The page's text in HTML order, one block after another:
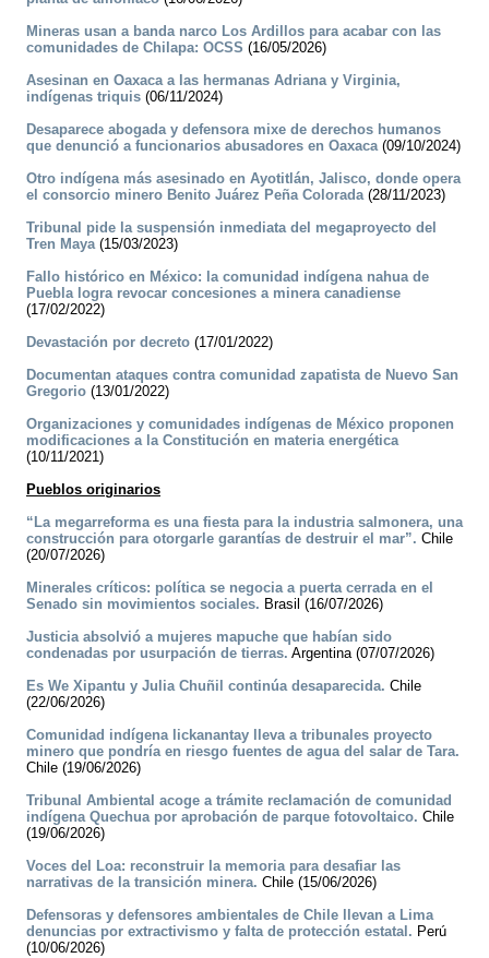
Mineras usan a banda narco Los Ardillos para acabar con las
comunidades de Chilapa: OCSS (16/05/2026)
Asesinan en Oaxaca a las hermanas Adriana y Virginia,
indígenas triquis (06/11/2024)
Desaparece abogada y defensora mixe de derechos humanos
que denunció a funcionarios abusadores en Oaxaca(09/10/2024)
Otro indígena más asesinado en Ayotitlán, Jalisco, donde opera
el consorcio minero Benito Juárez Peña Colorada(28/11/2023)
Tribunal pide la suspensión inmediata del megaproyecto del
Tren Maya(15/03/2023)
Fallo histórico en México: la comunidad indígena nahua de
Puebla logra revocar concesiones a minera canadiense
(17/02/2022)
Devastación por decreto (17/01/2022)
Documentan ataques contra comunidad zapatista de Nuevo San
Gregorio (13/01/2022)
Organizaciones y comunidades indígenas de México proponen
modificaciones a la Constitución en materia energética
(10/11/2021)
Pueblos originarios
“La megarreforma es una fiesta para la industria salmonera, una
construcción para otorgarle garantías de destruir el mar”. Chile
(20/07/2026)
Minerales críticos: política se negocia a puerta cerrada en el
Senado sin movimientos sociales. Brasil (16/07/2026)
Justicia absolvió a mujeres mapuche que habían sido
condenadas por usurpación de tierras. Argentina (07/07/2026)
Es We Xipantu y Julia Chuñil continúa desaparecida. Chile
(22/06/2026)
Comunidad indígena lickanantay lleva a tribunales proyecto
minero que pondría en riesgo fuentes de agua del salar de Tara.
Chile (19/06/2026)
Tribunal Ambiental acoge a trámite reclamación de comunidad
indígena Quechua por aprobación de parque fotovoltaico. Chile
(19/06/2026)
Voces del Loa: reconstruir la memoria para desafiar las
narrativas de la transición minera. Chile (15/06/2026)
Defensoras y defensores ambientales de Chile llevan a Lima
denuncias por extractivismo y falta de protección estatal. Perú
(10/06/2026)